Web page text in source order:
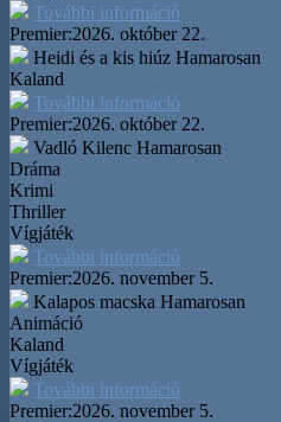
További információ
Premier:2026. október 22.
Heidi és a kis hiúz Hamarosan
Kaland
További információ
Premier:2026. október 22.
Vadló Kilenc Hamarosan
Dráma
Krimi
Thriller
Vígjáték
További információ
Premier:2026. november 5.
Kalapos macska Hamarosan
Animáció
Kaland
Vígjáték
További információ
Premier:2026. november 5.